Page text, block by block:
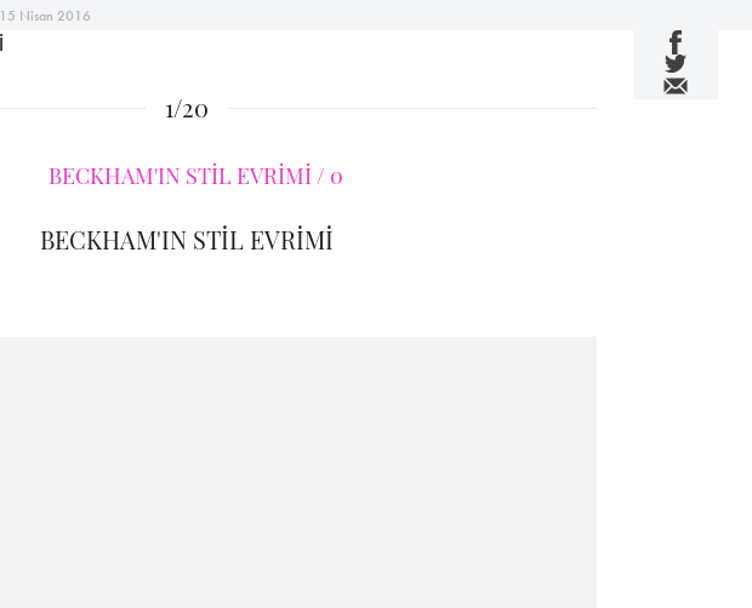
15 Nisan 2016
1/20
BECKHAM'IN STİL EVRİMİ